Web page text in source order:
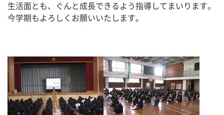
生活面とも、ぐんと成長できるよう指導してまいります。
今学期もよろしくお願いいたします。